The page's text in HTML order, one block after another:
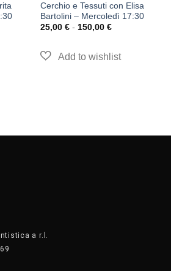
Cerchio e Tessuti con Elisa
Bartolini – Mercoledì 17:30
25,00 € - 150,00 €
a r.l.